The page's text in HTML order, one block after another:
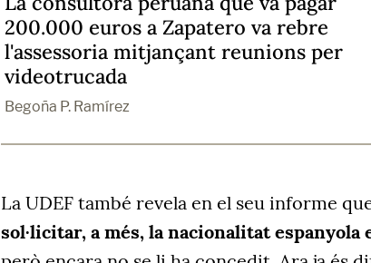
200.000 euros a Zapatero va rebre
l'assessoria mitjançant reunions per
videotrucada
Begoña P. Ramírez
La UDEF també revela en el seu informe
sol·licitar, amés, la nacionalitat espanyola